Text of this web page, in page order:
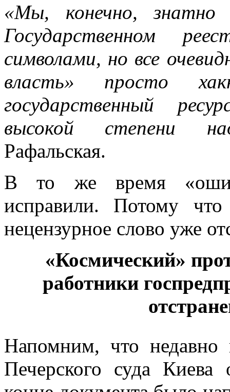
«Мы, конечно, знатно
Государственном
символами, но все
власть»
просто
государственный
высокой степени
Рафальская.
В то же время
исправили. Потому
нецензурное слово уже
«Космический»
работники
Напомним, что недавно
Печерского суда